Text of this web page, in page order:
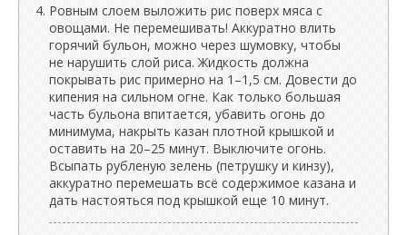
Ровным слоем выложить рис поверх мяса с
овощами. Не перемешивать! Аккуратно влить
горячий бульон, можно через шумовку, чтобы
не нарушить слой риса. Жидкость должна
покрывать рис примерно на 1–1,5 см. Довести до
кипения на сильном огне. Как только большая
часть бульона впитается, убавить огонь до
минимума, накрыть казан плотной крышкой и
оставить на 20–25 минут. Выключите огонь.
Всыпать рубленую зелень (петрушку и кинзу),
аккуратно перемешать всё содержимое казана и
дать настояться под крышкой еще 10 минут.